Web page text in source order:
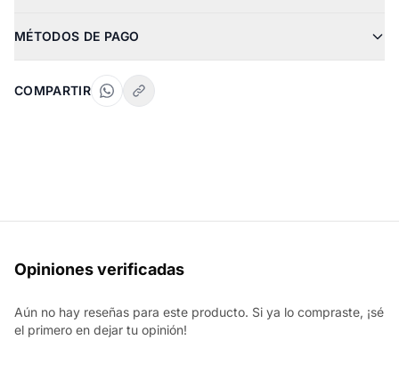
MÉTODOS DE PAGO
COMPARTIR
Opiniones verificadas
Aún no hay reseñas para este producto. Si ya lo compraste, ¡sé
el primero en dejar tu opinión!